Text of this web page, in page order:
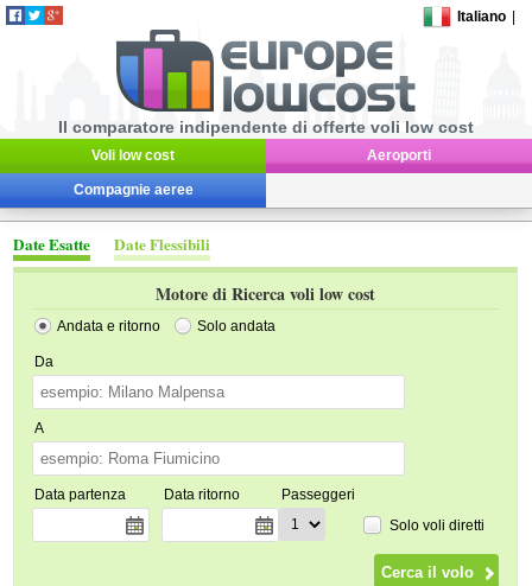
Italiano
Il comparatore indipendente di offerte voli low cost
Voli low cost Aeroporti
Compagnie aeree
Date Esatte Date Flessibili
Motore di Ricerca voli low cost
Andata e ritorno Solo andata
Da
A
Data partenza Data ritorno
Passeggeri
Solo voli diretti